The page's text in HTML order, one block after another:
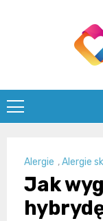
Alergie ,Alergie
Jak